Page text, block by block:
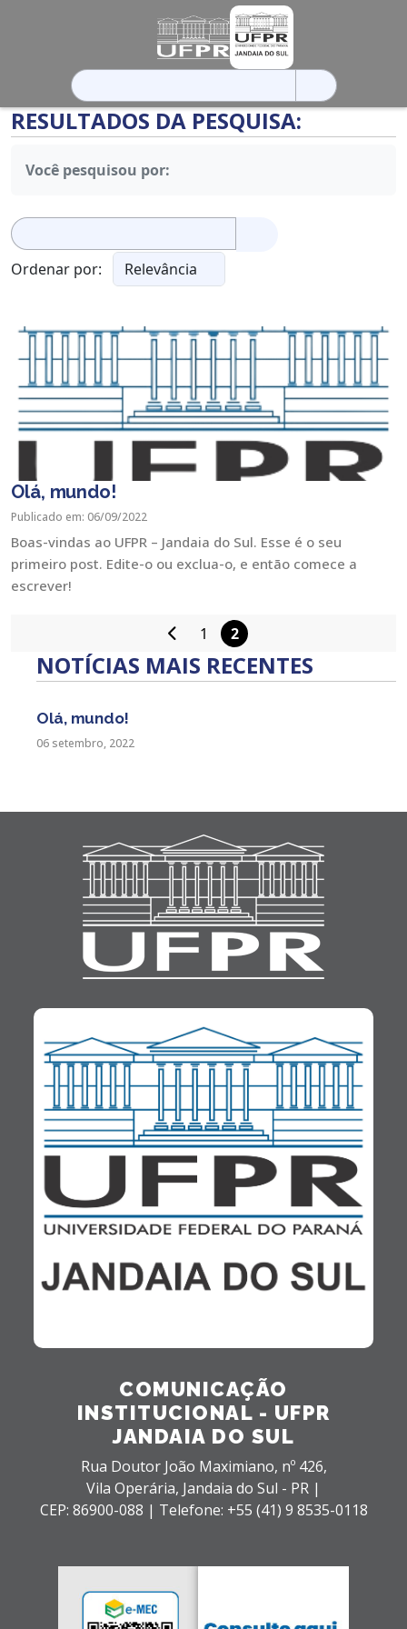
Pesquisar
por:
RESULTADOS DA PESQUISA:
Você pesquisou por:
Pesquisar
por:
Ordenar por:
Olá, mundo!
Publicado em: 06/09/2022
Boas-vindas ao UFPR – Jandaia do Sul. Esse é o seu
primeiro post. Edite-o ou exclua-o, e então comece a
escrever!
Paginação
de
1 2
NOTÍCIAS MAIS RECENTES
Olá, mundo!
06 setembro, 2022
COMUNICAÇÃO
INSTITUCIONAL - UFPR
JANDAIA DO SUL
Rua Doutor João Maximiano, nº 426,
Vila Operária, Jandaia do Sul - PR |
CEP: 86900-088 | Telefone: +55 (41) 9 8535-0118